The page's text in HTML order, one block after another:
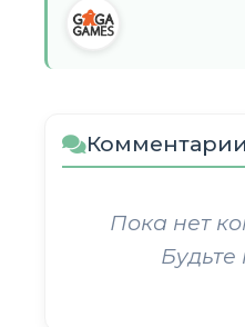
Комментарии
Пока нет